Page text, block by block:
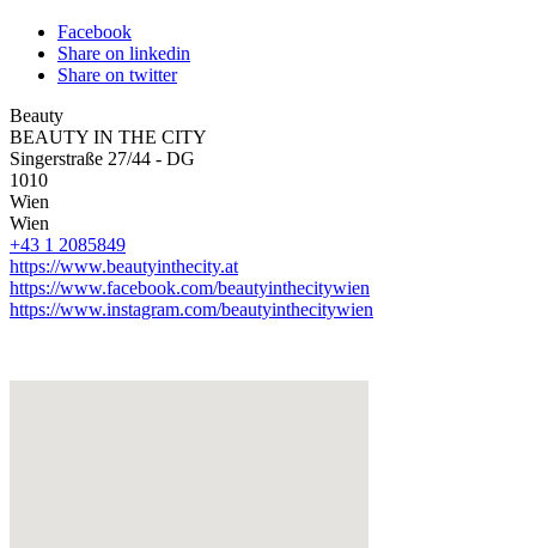
Facebook
Share on linkedin
Share on twitter
Beauty
BEAUTY IN THE CITY
Singerstraße 27/44 - DG
1010
Wien
Wien
+43 1 2085849
https://www.beautyinthecity.at
https://www.facebook.com/beautyinthecitywien
https://www.instagram.com/beautyinthecitywien